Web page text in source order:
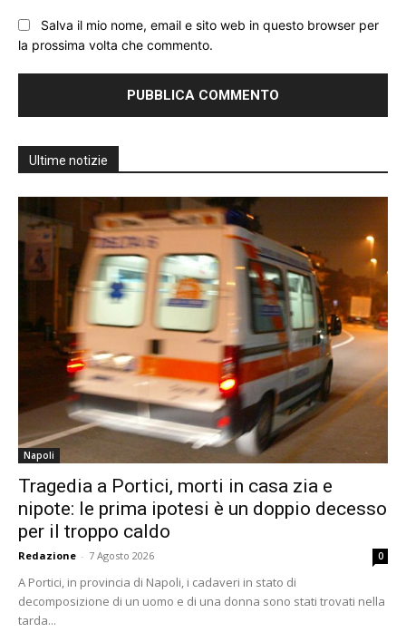
Salva il mio nome, email e sito web in questo browser per
la prossima volta che commento.
Ultime notizie
Napoli
Tragedia a Portici, morti in casa zia e
nipote: le prima ipotesi è un doppio decesso
per il troppo caldo
Redazione - 7 Agosto 2026 0
A Portici, in provincia di Napoli, i cadaveri in stato di
decomposizione di un uomo e di una donna sono stati trovati nella
tarda...